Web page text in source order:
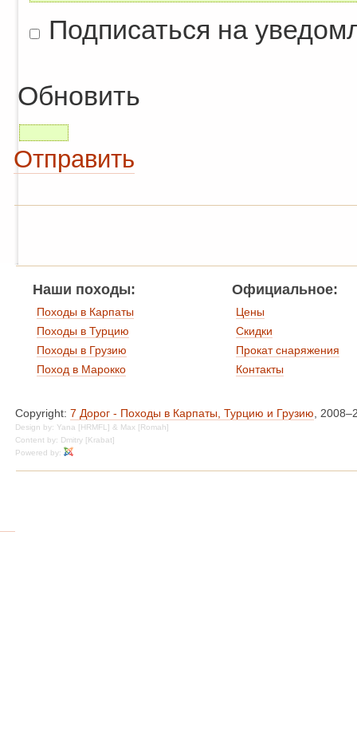
Подписаться на
Обновить
Отправить
Наши походы:
Походы в Карпаты
Походы в Турцию
Походы в Грузию
Поход в Марокко
Официальное:
Цены
Скидки
Прокат снаряжения
Контакты
Copyright: 7 Дорог - Походы в Карпаты, Турцию и Грузию,
Design by: Yana [HRMFL] & Max [Romah]
Content by: Dmitry [Krabat]
Powered by: